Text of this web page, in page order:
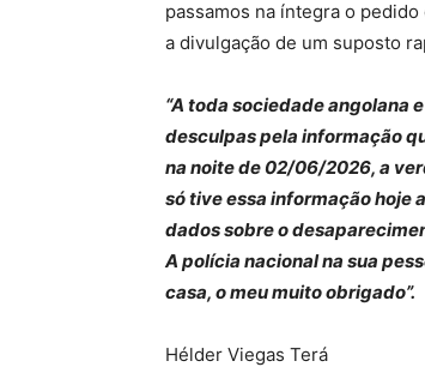
passamos na íntegra o
a divulgação de um suposto
“A toda sociedade angolana
desculpas pela informação
na noite de 02/06/2026, a
só tive essa informação hoje
dados sobre o
A polícia nacional na sua
casa, o meu muito obrigado”.
Hélder Viegas Terá